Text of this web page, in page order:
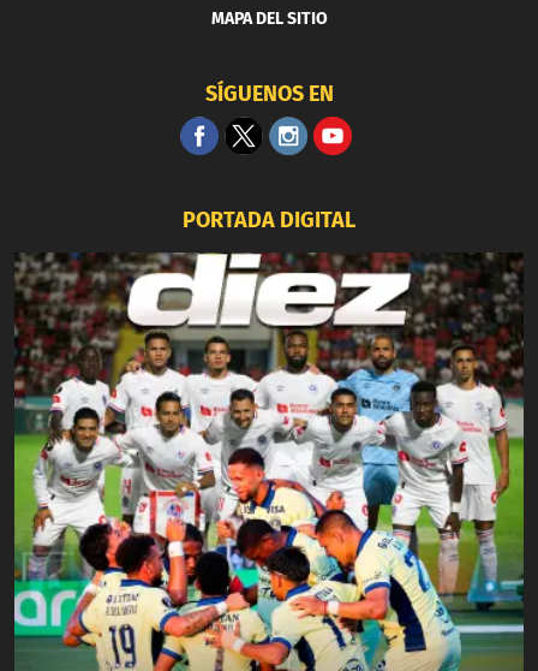
MAPA DEL SITIO
SÍGUENOS EN
PORTADA DIGITAL